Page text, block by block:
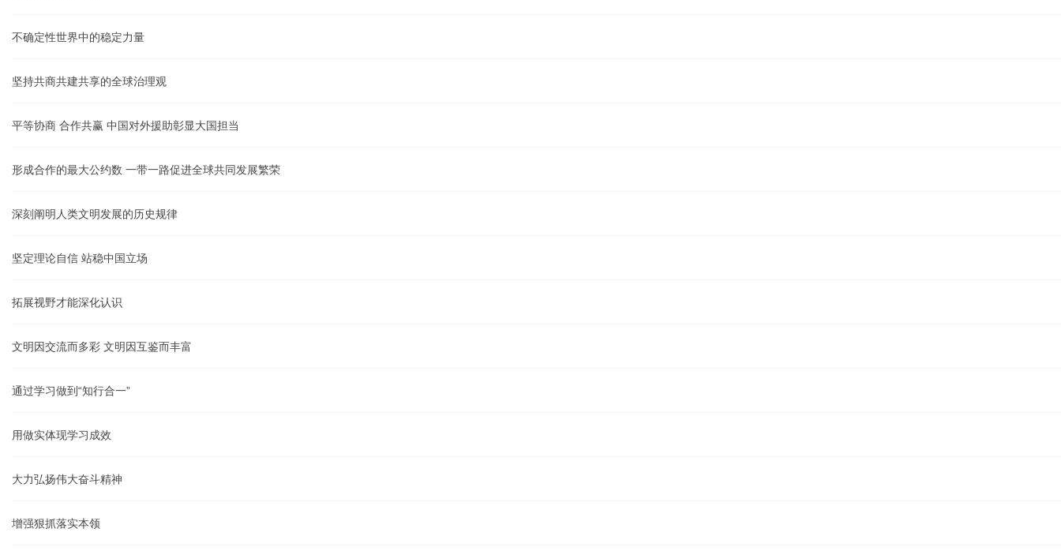
不确定性世界中的稳定力量
坚持共商共建共享的全球治理观
平等协商 合作共赢 中国对外援助彰显大国担当
形成合作的最大公约数 一带一路促进全球共同发展繁荣
深刻阐明人类文明发展的历史规律
坚定理论自信 站稳中国立场
拓展视野才能深化认识
文明因交流而多彩 文明因互鉴而丰富
通过学习做到“知行合一”
用做实体现学习成效
大力弘扬伟大奋斗精神
增强狠抓落实本领